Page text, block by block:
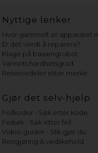
Nyttige lenker
Hvor gammelt er apparatet
Er det verdt å reparere?
Klage på bassengrobot
Vannets hardhetsgrad
Reservedeler etter merke
Gjør det selv-hjelp
Feilkoder - Søk etter kode
Feilsøk - Søk etter feil
Video guider - Slik gjør du
Rengjøring & vedlikehold